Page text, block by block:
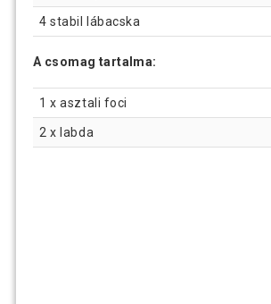
4 stabil lábacska
A csomag tartalma:
1 x asztali foci
2 x labda